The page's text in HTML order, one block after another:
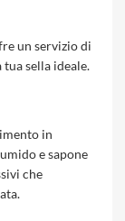
un servizio di
sella ideale.
in
e sapone
che